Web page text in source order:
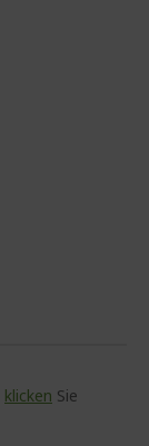
klicken Sie